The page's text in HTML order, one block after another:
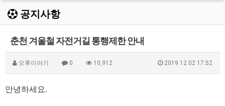
공지사항
춘천 겨울철 자전거길 통행제한 안내
오후이야기 0 10,912 2019.12.02 17:52
안녕하세요.